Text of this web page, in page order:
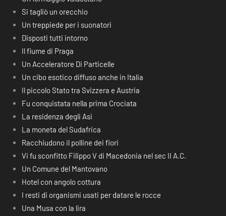
Si tagliò un orecchio
Un treppiede per i suonatori
Disposti tutti intorno
Il fiume di Praga
Un Acceleratore Di Particelle
Un cibo esotico diffuso anche in Italia
Il piccolo Stato tra Svizzera e Austria
Fu conquistata nella prima Crociata
La residenza degli Asi
La moneta del Sudafrica
Racchiudono il polline dei fiori
Vi fu sconfitto Filippo V di Macedonia nel sec II A.C.
Un Comune del Mantovano
Hotel con angolo cottura
I resti di organismi usati per datare le rocce
Una Musa con la lira